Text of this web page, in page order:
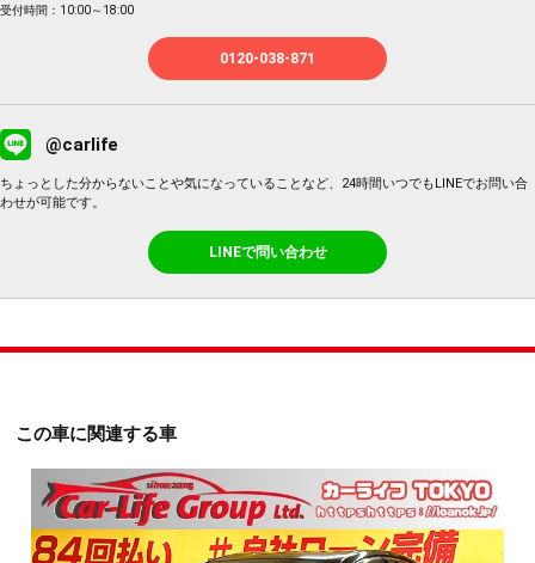
受付時間：10:00～18:00
0120-038-871
@carlife
ちょっとした分からないことや気になっていることなど、24時間いつでもLINEでお問い合
わせが可能です。
LINEで問い合わせ
この車に関連する車